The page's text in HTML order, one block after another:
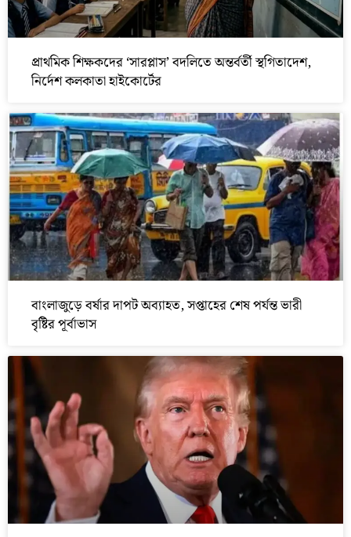
প্রাথমিক শিক্ষকদের ‘সারপ্লাস’ বদলিতে অন্তর্বর্তী স্থগিতাদেশ,
নির্দেশ কলকাতা হাইকোর্টের
বাংলাজুড়ে বর্ষার দাপট অব্যাহত, সপ্তাহের শেষ পর্যন্ত ভারী
বৃষ্টির পূর্বাভাস